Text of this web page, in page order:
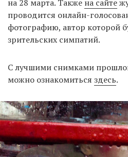
на 28 марта. Также на сайте
проводится онлайн-
фотографию, автор которой
зрительских симпатий.
С лучшими снимками
можно ознакомиться здесь.